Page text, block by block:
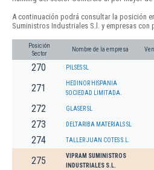
A continuación podrá consultar la posición
Suministros Industriales S.l. y empresas con
Posición
Sector
Nombre de la empresa
270 PILSES SL
271
HEDINOR HISPANIA
SOCIEDAD LIMITADA.
272 GLASER SL
273 DELTARIBA MATERIALS SL
274 TALLER JUAN COTES S.L.
275
VIPRAM SUMINISTROS
INDUSTRIALES S.L.